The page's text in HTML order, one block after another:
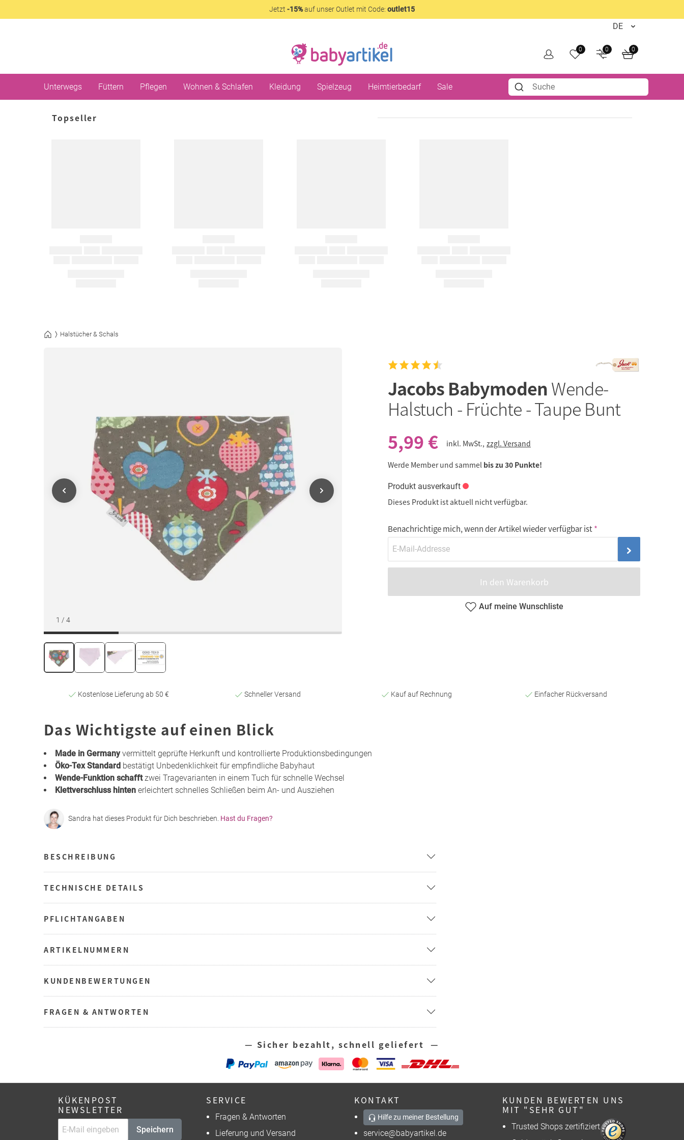
Jetzt -15%auf unser Outlet mit Code: outlet15
0 0 0
Unterwegs Füttern Pflegen Wohnen & Schlafen Kleidung Spielzeug Heimtierbedarf Sale
Topseller
Halstücher & Schals
1 / 4
Jacobs BabymodenWende-
Halstuch - Früchte - Taupe Bunt
5,99 €
inkl. MwSt., zzgl. Versand
Werde Member und sammel bis zu 30 Punkte!
Produkt ausverkauft
Dieses Produkt ist aktuell nicht verfügbar.
Benachrichtige mich, wenn der Artikel wieder verfügbar ist
In den Warenkorb
Auf meine Wunschliste
Kostenlose Lieferung ab 50 € Schneller Versand Kauf auf Rechnung Einfacher Rückversand
Das Wichtigste auf einen Blick
Made in Germanyvermittelt geprüfte Herkunft und kontrollierte Produktionsbedingungen
Öko-Tex Standard bestätigt Unbedenklichkeit für empfindliche Babyhaut
Wende-Funktion schafftzwei Tragevarianten in einem Tuch für schnelle Wechsel
Klettverschluss hinten erleichtert schnelles Schließen beim An- und Ausziehen
Sandra hat dieses Produkt für Dich beschrieben. Hast du Fragen?
BESCHREIBUNG
TECHNISCHE DETAILS
PFLICHTANGABEN
ARTIKELNUMMERN
KUNDENBEWERTUNGEN
FRAGEN & ANTWORTEN
— Sicher bezahlt, schnell geliefert —
KÜKENPOST
NEWSLETTER
Speichern
SERVICE
Fragen & Antworten
Lieferung und Versand
KONTAKT
Hilfe zu meiner Bestellung
service@babyartikel.de
KUNDEN BEWERTEN UNS
MIT "SEHR GUT"
Trusted Shops zertifiziert